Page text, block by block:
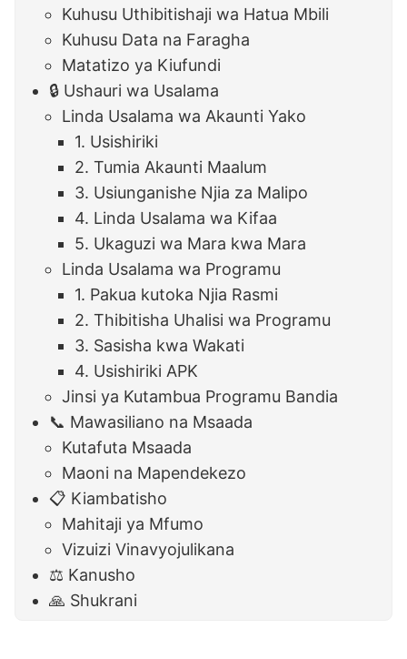
Kuhusu Uthibitishaji wa Hatua Mbili
Kuhusu Data na Faragha
Matatizo ya Kiufundi
🔒 Ushauri wa Usalama
Linda Usalama wa Akaunti Yako
1. Usishiriki
2. Tumia Akaunti Maalum
3. Usiunganishe Njia za Malipo
4. Linda Usalama wa Kifaa
5. Ukaguzi wa Mara kwa Mara
Linda Usalama wa Programu
1. Pakua kutoka Njia Rasmi
2. Thibitisha Uhalisi wa Programu
3. Sasisha kwa Wakati
4. Usishiriki APK
Jinsi ya Kutambua Programu Bandia
📞 Mawasiliano na Msaada
Kutafuta Msaada
Maoni na Mapendekezo
📋 Kiambatisho
Mahitaji ya Mfumo
Vizuizi Vinavyojulikana
⚖️ Kanusho
🙏 Shukrani